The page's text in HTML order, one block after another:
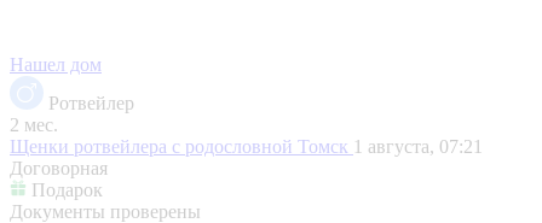
Нашел дом
Ротвейлер
2 мес.
Щенки ротвейлера с родословной Томск 1 августа, 07:21
Договорная
Подарок
Документы проверены